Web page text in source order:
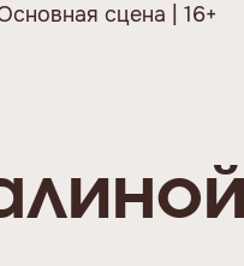
сцена | 16+